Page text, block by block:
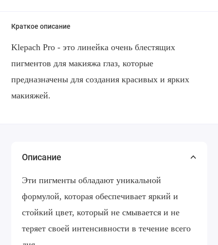
Краткое описание
Klepach Pro - это линейка очень блестящих
пигментов для макияжа глаз, которые
предназначены для создания красивых и ярких
макияжей.
Описание
Эти пигменты обладают уникальной
формулой, которая обеспечивает яркий и
стойкий цвет, который не смывается и не
теряет своей интенсивности в течение всего